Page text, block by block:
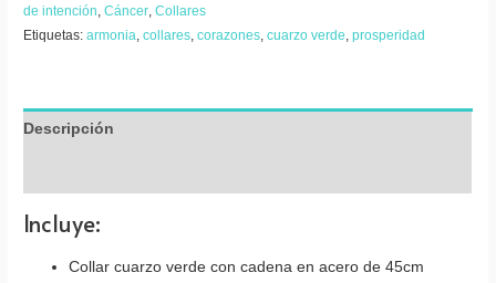
cantidad
de intención,Cáncer,Collares
Etiquetas:armonia,collares,corazones,cuarzo verde,prosperidad
Descripción
Incluye:
Collar cuarzo verde con cadena en acero de 45cm